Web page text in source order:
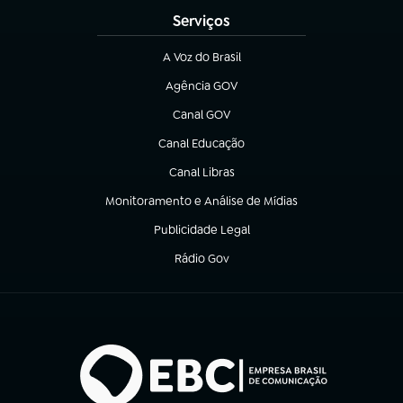
Serviços
A Voz do Brasil
(abre em nova aba)
Agência GOV
(abre em nova aba)
Canal GOV
(abre em nova aba)
Canal Educação
(abre em nova aba)
Canal Libras
(abre em nova aba)
Monitoramento e Análise de Mídias
(abre em nova aba)
Publicidade Legal
(abre em nova aba)
Rádio Gov
(abre em nova aba)